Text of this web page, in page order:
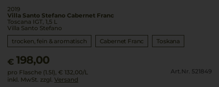
2019
Villa Santo Stefano Cabernet Franc
Toscana IGT, 1,5 L
Villa Santo Stefano
trocken, fein & aromatisch
Cabernet Franc Toskana
€ 198,00
pro Flasche (1.5l), € 132,00/L
inkl. MwSt. zzgl. Versand
Art.Nr. 521849